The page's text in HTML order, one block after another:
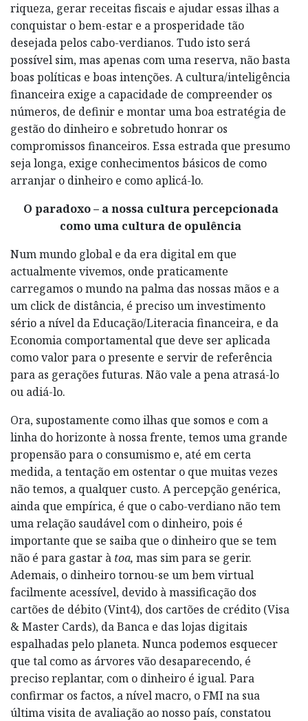
riqueza, gerar receitas fiscais e ajudar essas ilhas a
conquistar o bem-estar e a prosperidade tão
desejada pelos cabo-verdianos. Tudo isto será
possível sim, mas apenas com uma reserva, não basta
boas políticas e boas intenções. A cultura/inteligência
financeira exige a capacidade de compreender os
números, de definir e montar uma boa estratégia de
gestão do dinheiro e sobretudo honrar os
compromissos financeiros. Essa estrada que presumo
seja longa, exige conhecimentos básicos de como
arranjar o dinheiro e como aplicá-lo.
O paradoxo – a nossa cultura percepcionada
como uma cultura de opulência
Num mundo global e da era digital em que
actualmente vivemos, onde praticamente
carregamos o mundo na palma das nossas mãos e a
um click de distância, é preciso um investimento
sério a nível da Educação/Literacia financeira, e da
Economia comportamental que deve ser aplicada
como valor para o presente e servir de referência
para as gerações futuras. Não vale a pena atrasá-lo
ou adiá-lo.
Ora, supostamente como ilhas que somos e com a
linha do horizonte à nossa frente, temos uma grande
propensão para o consumismo e, até em certa
medida, a tentação em ostentar o que muitas vezes
não temos, a qualquer custo. A percepção genérica,
ainda que empírica, é que o cabo-verdiano não tem
uma relação saudável com o dinheiro, pois é
importante que se saiba que o dinheiro que se tem
não é para gastar à toa, mas sim para se gerir.
Ademais, o dinheiro tornou-se um bem virtual
facilmente acessível, devido à massificação dos
cartões de débito (Vint4), dos cartões de crédito (Visa
& Master Cards), da Banca e das lojas digitais
espalhadas pelo planeta. Nunca podemos esquecer
que tal como as árvores vão desaparecendo, é
preciso replantar, com o dinheiro é igual. Para
confirmar os factos, a nível macro, o FMI na sua
última visita de avaliação ao nosso país, constatou